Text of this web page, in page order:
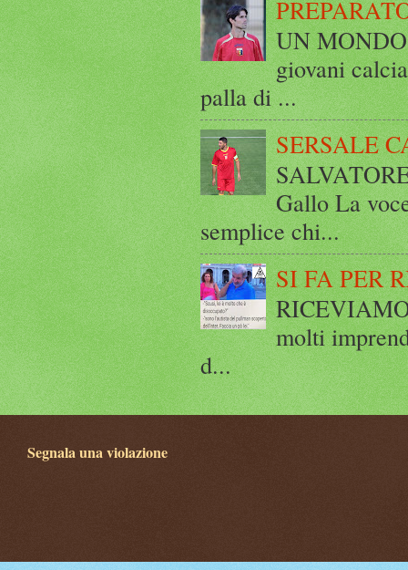
UN
giovani
palla di ...
SERSALE
Gallo La
semplice chi...
SI FA PER
molti
d...
Segnala una violazione